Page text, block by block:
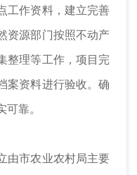
工作资料，建立完善
资源部门按照不动产
整理等工作，项目完
案资料进行验收。确
靠。
市农业农村局主要